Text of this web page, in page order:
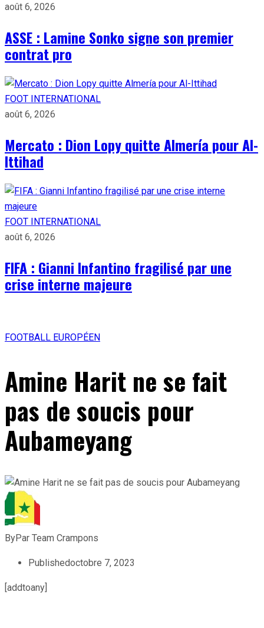
août 6, 2026
ASSE : Lamine Sonko signe son premier
contrat pro
FOOT INTERNATIONAL
août 6, 2026
Mercato : Dion Lopy quitte Almería pour Al-
Ittihad
FOOT INTERNATIONAL
août 6, 2026
FIFA : Gianni Infantino fragilisé par une
crise interne majeure
FOOTBALL EUROPÉEN
Amine Harit ne se fait
pas de soucis pour
Aubameyang
ByPar Team Crampons
Publishedoctobre 7, 2023
[addtoany]